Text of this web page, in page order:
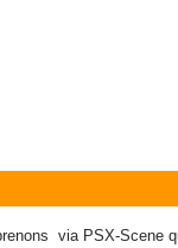
via PSX-Scene